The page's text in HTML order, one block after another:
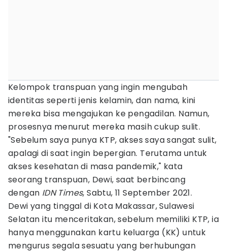
Kelompok transpuan yang ingin mengubah
identitas seperti jenis kelamin, dan nama, kini
mereka bisa mengajukan ke pengadilan. Namun,
prosesnya menurut mereka masih cukup sulit.
"Sebelum saya punya KTP, akses saya sangat sulit,
apalagi di saat ingin bepergian. Terutama untuk
akses kesehatan di masa pandemik," kata
seorang transpuan, Dewi, saat berbincang
dengan IDN Times, Sabtu, 11 September 2021.
Dewi yang tinggal di Kota Makassar, Sulawesi
Selatan itu menceritakan, sebelum memiliki KTP, ia
hanya menggunakan kartu keluarga (KK) untuk
mengurus segala sesuatu yang berhubungan